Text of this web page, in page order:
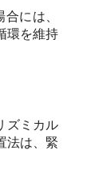
には、
環を維持
ズミカル
法は、緊